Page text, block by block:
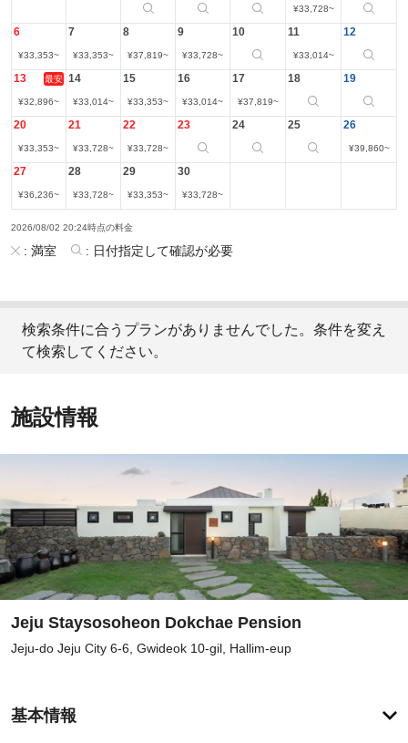
¥33,728~
6
¥33,353~
7
¥33,353~
8
¥37,819~
9
¥33,728~
10 11
¥33,014~
12
13 最安
¥32,896~
14
¥33,014~
15
¥33,353~
16
¥33,014~
17
¥37,819~
18 19
20
¥33,353~
21
¥33,728~
22
¥33,728~
23 24 25 26
¥39,860~
27
¥36,236~
28
¥33,728~
29
¥33,353~
30
¥33,728~
2026/08/02 20:24時点の料金
: 満室 : 日付指定して確認が必要
検索条件に合うプランがありませんでした。条件を変え
て検索してください。
施設情報
Jeju Staysosoheon Dokchae Pension
Jeju-do Jeju City 6-6, Gwideok 10-gil, Hallim-eup
基本情報
メ